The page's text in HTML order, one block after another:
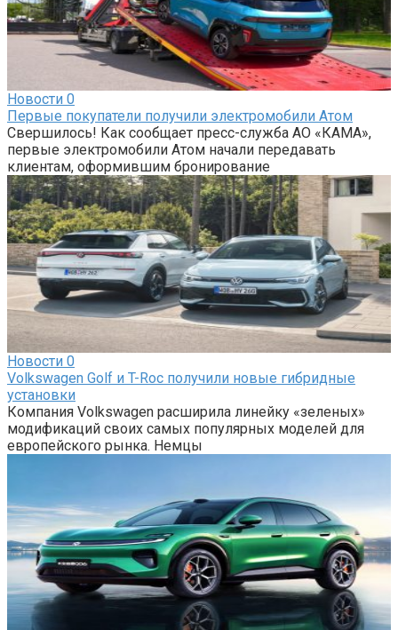
Новости 0
Первые покупатели получили электромобили Атом
Свершилось! Как сообщает пресс-служба АО «КАМА»,
первые электромобили Атом начали передавать
клиентам, оформившим бронирование
Новости 0
Volkswagen Golf и T-Roc получили новые гибридные
установки
Компания Volkswagen расширила линейку «зеленых»
модификаций своих самых популярных моделей для
европейского рынка. Немцы